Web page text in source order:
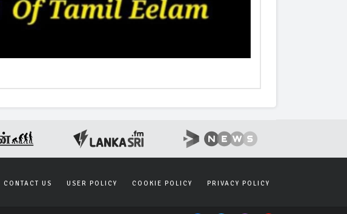
CONTACT US USER POLICY COOKIE POLICY PRIVACY POLICY